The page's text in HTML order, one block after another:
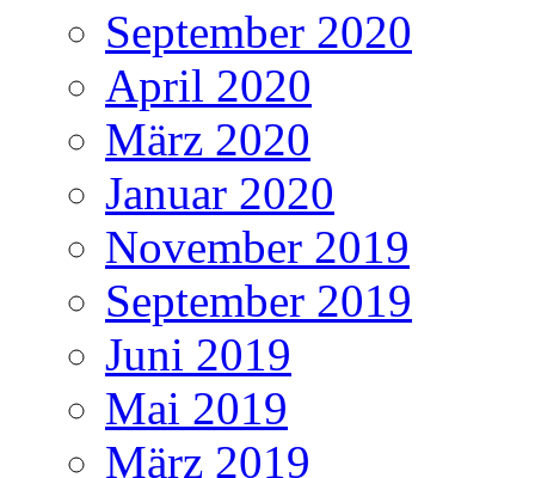
September 2020
April 2020
März 2020
Januar 2020
November 2019
September 2019
Juni 2019
Mai 2019
März 2019